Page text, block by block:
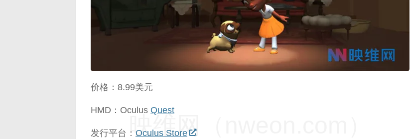
价格：8.99美元
HMD：Oculus Quest
发行平台： Oculus Store
映维网（nweon.com）